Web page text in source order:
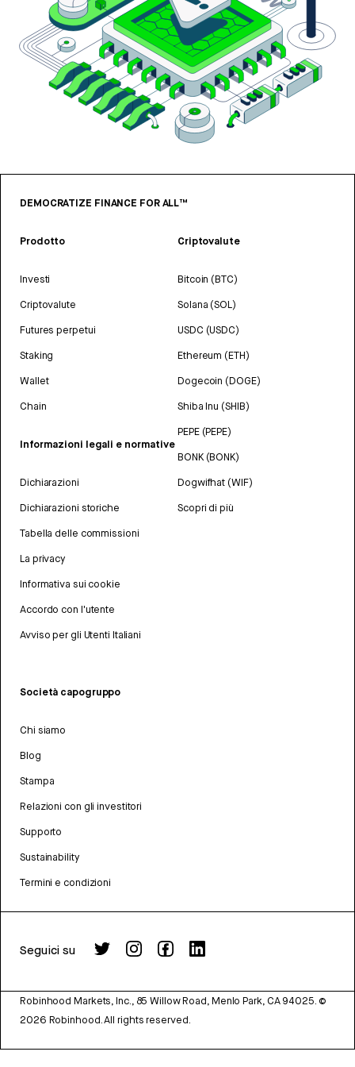
DEMOCRATIZE FINANCE FOR ALL™
Prodotto
Investi
Criptovalute
Futures perpetui
Staking
Wallet
Chain
Informazioni legali e normative
Dichiarazioni
Dichiarazioni storiche
Tabella delle commissioni
La privacy
Informativa sui cookie
Accordo con l'utente
Avviso per gli Utenti Italiani
Criptovalute
Bitcoin (BTC)
Solana (SOL)
USDC (USDC)
Ethereum (ETH)
Dogecoin (DOGE)
Shiba Inu (SHIB)
PEPE (PEPE)
BONK (BONK)
Dogwifhat (WIF)
Scopri di più
Società capogruppo
Chi siamo
Blog
Stampa
Relazioni con gli investitori
Supporto
Sustainability
Termini e condizioni
Seguici su
Robinhood Markets, Inc., 85 Willow Road, Menlo Park, CA 94025. ©
2026 Robinhood. All rights reserved.